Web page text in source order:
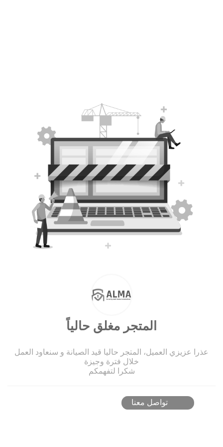
المتجر مغلق حالياً
عذرا عزيزي العميل، المتجر حاليا قيد الصيانة و سنعاود العمل
خلال فترة وجيزة
شكرا لتفهمكم
تواصل معنا